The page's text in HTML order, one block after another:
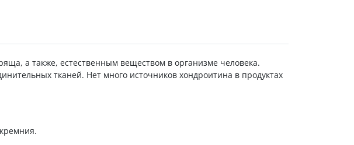
а также, естественным веществом в организме человека.
тканей. Нет много источников хондроитина в продуктах